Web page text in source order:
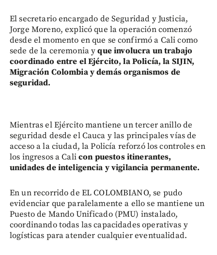
El secretario encargado de Seguridad y Justicia,
Jorge Moreno, explicó que la operación comenzó
desde el momento en que se confirmó a Cali como
sede de la ceremonia yque involucra un trabajo
coordinado entre el Ejército, la Policía, la SIJIN,
Migración Colombia y demás organismos de
seguridad.
Mientras el Ejército mantiene un tercer anillo de
seguridad desde el Cauca y las principales vías de
acceso a la ciudad, la Policía reforzó los controles en
los ingresos a Calicon puestos itinerantes,
unidades de inteligencia y vigilancia permanente.
En un recorrido de EL COLOMBIANO, se pudo
evidenciar que paralelamente a ello se mantiene un
Puesto de Mando Unificado (PMU) instalado,
coordinando todas las capacidades operativas y
logísticas para atender cualquier eventualidad.